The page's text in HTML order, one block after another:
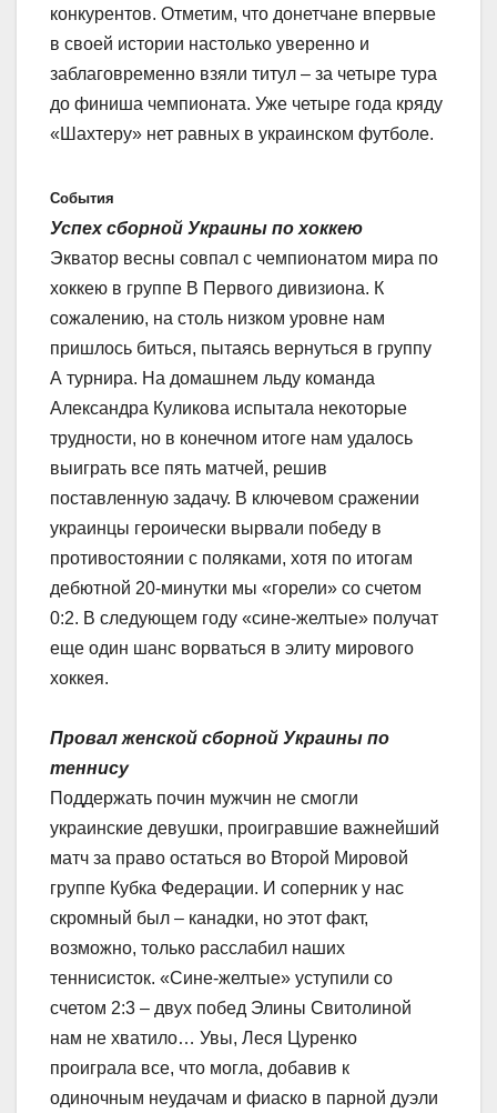
конкурентов. Отметим, что донетчане впервые
в своей истории настолько уверенно и
заблаговременно взяли титул – за четыре тура
до финиша чемпионата. Уже четыре года кряду
«Шахтеру» нет равных в украинском футболе.
События
Успех сборной Украины по хоккею
Экватор весны совпал с чемпионатом мира по
хоккею в группе В Первого дивизиона. К
сожалению, на столь низком уровне нам
пришлось биться, пытаясь вернуться в группу
А турнира. На домашнем льду команда
Александра Куликова испытала некоторые
трудности, но в конечном итоге нам удалось
выиграть все пять матчей, решив
поставленную задачу. В ключевом сражении
украинцы героически вырвали победу в
противостоянии с поляками, хотя по итогам
дебютной 20-минутки мы «горели» со счетом
0:2. В следующем году «сине-желтые» получат
еще один шанс ворваться в элиту мирового
хоккея.
Провал женской сборной Украины по
теннису
Поддержать почин мужчин не смогли
украинские девушки, проигравшие важнейший
матч за право остаться во Второй Мировой
группе Кубка Федерации. И соперник у нас
скромный был – канадки, но этот факт,
возможно, только расслабил наших
теннисисток. «Сине-желтые» уступили со
счетом 2:3 – двух побед Элины Свитолиной
нам не хватило… Увы, Леся Цуренко
проиграла все, что могла, добавив к
одиночным неудачам и фиаско в парной дуэли